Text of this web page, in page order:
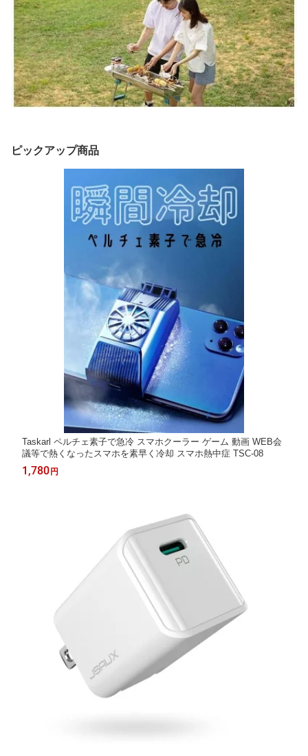
ピックアップ商品
Taskarl ペルチェ素子で急冷 スマホクーラー ゲーム 動画 WEB会
議等で熱くなったスマホを素早く冷却 スマホ熱中症 TSC-08
1,780円